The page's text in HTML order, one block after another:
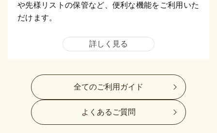
や先様リストの保管など、便利な機能をご利用いた
だけます。
詳しく見る
全てのご利用ガイド
よくあるご質問